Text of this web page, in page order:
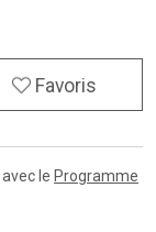
Favoris
le Programme